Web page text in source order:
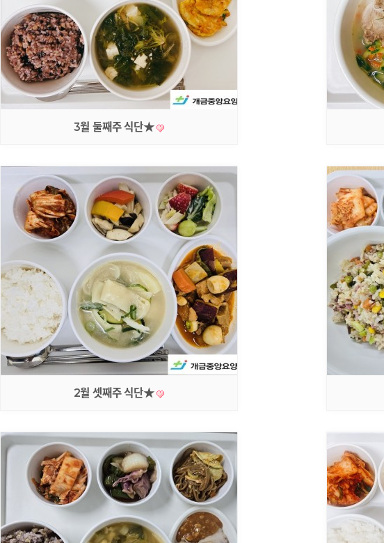
3월 둘째주 식단★
2월 셋째주 식단★